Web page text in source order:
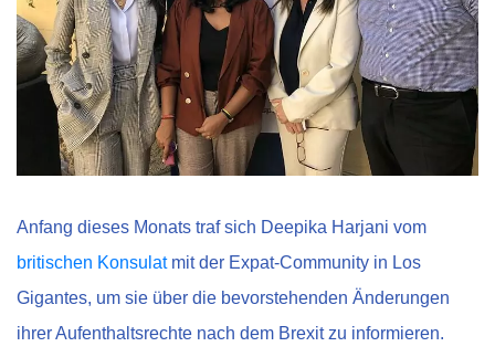
Anfang dieses Monats traf sich Deepika Harjani vom
britischen Konsulatmit der Expat-Community in Los
Gigantes, um sie über die bevorstehenden Änderungen
ihrer Aufenthaltsrechte nach dem Brexit zu informieren.